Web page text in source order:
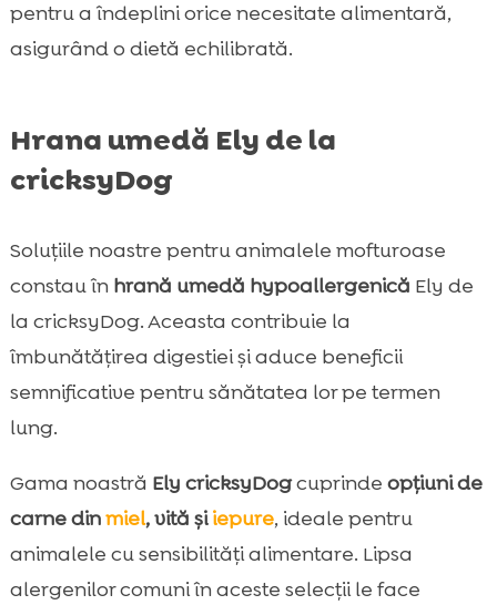
pentru a îndeplini orice necesitate alimentară,
asigurând o dietă echilibrată.
Hrana umedă Ely de la
cricksyDog
Soluțiile noastre pentru animalele mofturoase
constau în hrană umedă hypoallergenică Ely de
la cricksyDog. Aceasta contribuie la
îmbunătățirea digestiei și aduce beneficii
semnificative pentru sănătatea lor pe termen
lung.
Gama noastră Ely cricksyDogcuprinde opțiuni de
carne dinmiel, vită șiiepure, ideale pentru
animalele cu sensibilități alimentare. Lipsa
alergenilor comuni în aceste selecții le face